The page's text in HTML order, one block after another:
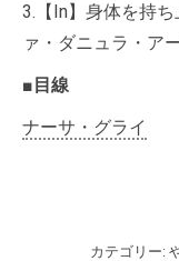
3.【In】身体を持
ァ・ダニュラ・ア
■目線
ナーサ・グライ
カテゴリー: